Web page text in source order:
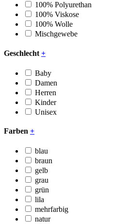
100% Polyurethan
100% Viskose
100% Wolle
Mischgewebe
Geschlecht +
Baby
Damen
Herren
Kinder
Unisex
Farben +
blau
braun
gelb
grau
grün
lila
mehrfarbig
natur